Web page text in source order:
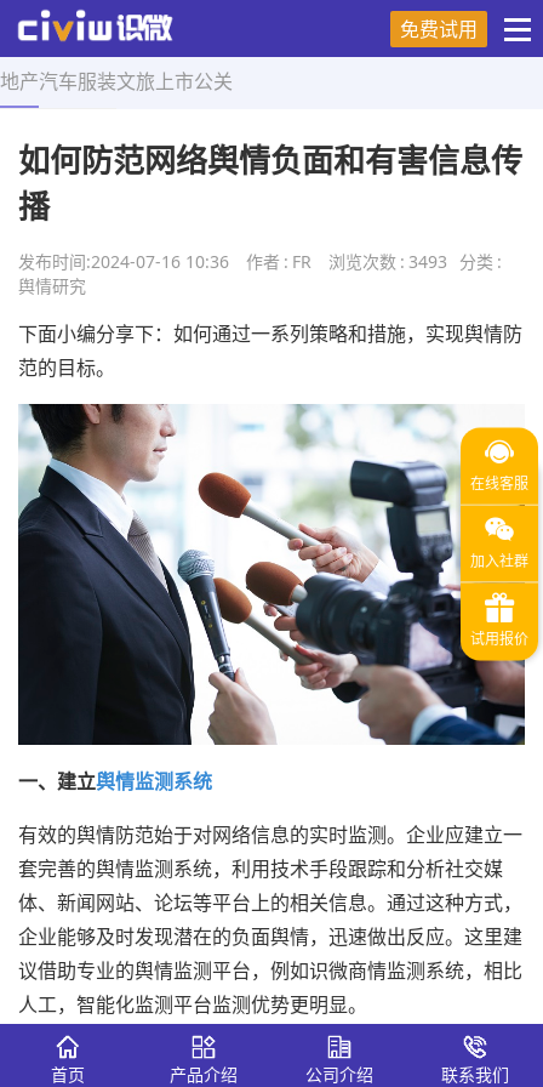
免费试用
地产汽车服装文旅 上市公关
首页 > 舆情研究 > 正文
如何防范网络舆情负面和有害信息传
播
发布时间:2024-07-16 10:36 作者 : FR 浏览次数 : 3493 分类 :
舆情研究
下面小编分享下：如何通过一系列策略和措施，实现舆情防
范的目标。
一、建立舆情监测系统
有效的舆情防范始于对网络信息的实时监测。企业应建立一
套完善的舆情监测系统，利用技术手段跟踪和分析社交媒
体、新闻网站、论坛等平台上的相关信息。通过这种方式，
企业能够及时发现潜在的负面舆情，迅速做出反应。这里建
议借助专业的舆情监测平台，例如识微商情监测系统，相比
人工，智能化监测平台监测优势更明显。
二、加强内部管理与培训
首页 产品介绍 公司介绍 联系我们